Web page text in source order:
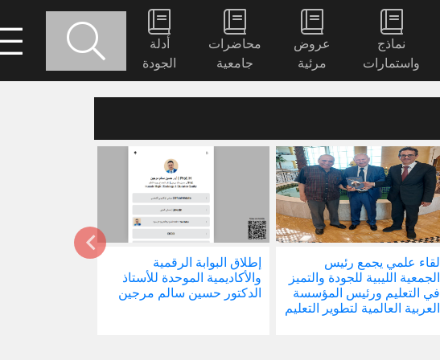
نماذج
واستمارات
عروض
مرئية
محاضرات
جامعية
أدلة
الجودة
لقاء علمي يجمع رئيس
الجمعية الليبية للجودة والتميز
في التعليم ورئيس المؤسسة
العربية العالمية لتطوير التعليم
إطلاق البوابة الرقمية
والأكاديمية الموحدة للأستاذ
الدكتور حسين سالم مرجين